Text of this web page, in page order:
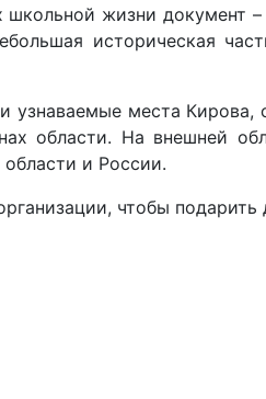
жизни документ
историческая
узнаваемые места
области. На внешней
и России.
чтобы